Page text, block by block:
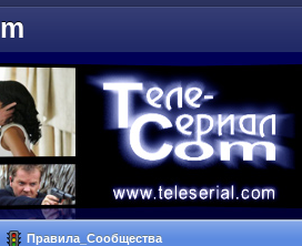
Правила_Сообщества